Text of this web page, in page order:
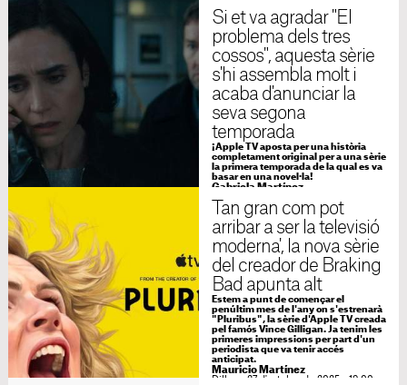
Si et va agradar "El
problema dels tres
cossos", aquesta sèrie
s'hi assembla molt i
acaba d'anunciar la
seva segona
temporada
¡Apple TV aposta per una història
completament original per a una sèrie
la primera temporada de la qual es va
basar en una novel·la!
Gabriela Martínez
Tan gran com pot
arribar a ser la televisió
moderna', la nova sèrie
del creador de Braking
Bad apunta alt
Estem a punt de començar el
penúltim mes de l'any on s'estrenarà
"Pluribus", la sèrie d'Apple TV creada
pel famós Vince Gilligan. Ja tenim les
primeres impressions per part d'un
periodista que va tenir accés
anticipat.
Mauricio Martínez
Dilluns, 27 d'octubre de 2025 - 19:00